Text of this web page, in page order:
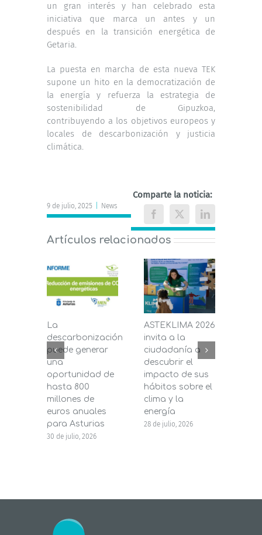
un gran interés y han celebrado esta
iniciativa que marca un antes y un
después en la transición energética de
Getaria.
La puesta en marcha de esta nueva TEK
supone un hito en la democratización de
la energía y refuerza la estrategia de
sostenibilidad de Gipuzkoa,
contribuyendo a los objetivos europeos y
locales de descarbonización y justicia
climática.
9 de julio, 2025 News
Comparte la noticia:
Facebook
X LinkedIn
Artículos relacionados
La
descarbonización
puede generar
una
oportunidad de
hasta 800
millones de
euros anuales
para Asturias
30 de julio, 2026
ASTEKLIMA 2026
invita a la
ciudadanía a
descubrir el
impacto de sus
hábitos sobre el
clima y la
energía
28 de julio, 2026